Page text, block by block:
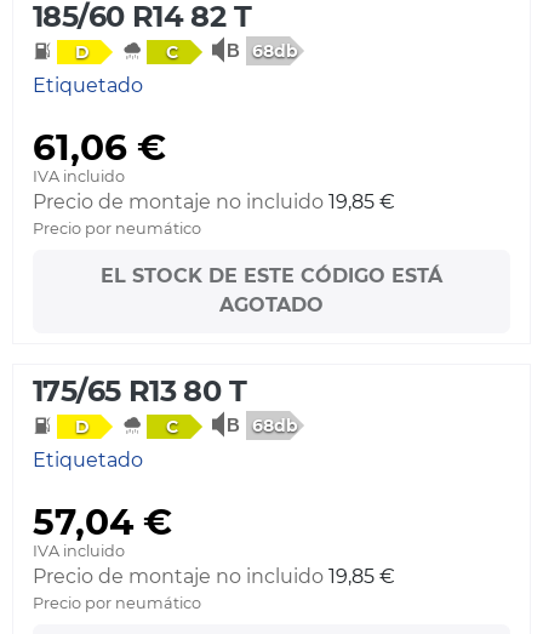
185/60 R14 82 T
D C 68db
Etiquetado
61,06 €
IVA incluido
Precio de montaje no incluido 19,85 €
Precio por neumático
EL STOCK DE ESTE CÓDIGO ESTÁ
AGOTADO
175/65 R13 80 T
D C 68db
Etiquetado
57,04 €
IVA incluido
Precio de montaje no incluido 19,85 €
Precio por neumático